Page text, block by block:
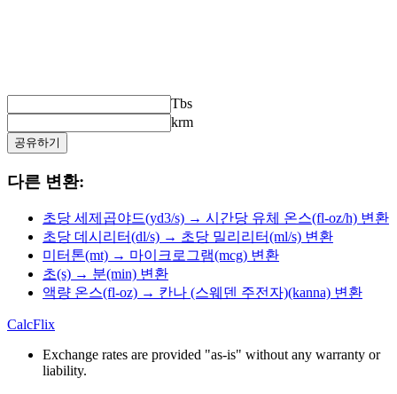
Tbs
krm
공유하기
다른 변환:
초당 세제곱야드(yd3/s) → 시간당 유체 온스(fl-oz/h) 변환
초당 데시리터(dl/s) → 초당 밀리리터(ml/s) 변환
미터톤(mt) → 마이크로그램(mcg) 변환
초(s) → 분(min) 변환
액량 온스(fl-oz) → 칸나 (스웨덴 주전자)(kanna) 변환
CalcFlix
Exchange rates are provided "as-is" without any warranty or
liability.